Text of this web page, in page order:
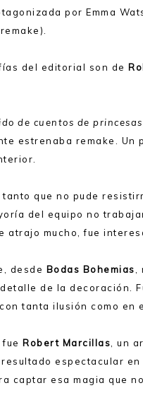
por Emma
del editorial son de
de cuentos de
estrenaba remake. Un
tanto que no pude
del equipo no
atrajo mucho, fue
desde Bodas Bohemias
de la decoración.
tanta ilusión como en
Robert Marcillas , un
espectacular
captar esa magia que